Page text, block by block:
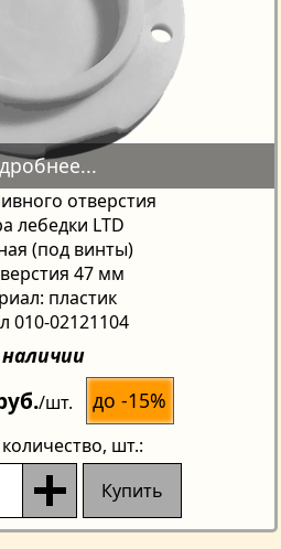
отверстия
лебедки LTD
(под винты)
47 мм
пластик
010-02121104
/шт. до -15%
, шт.:
Купить